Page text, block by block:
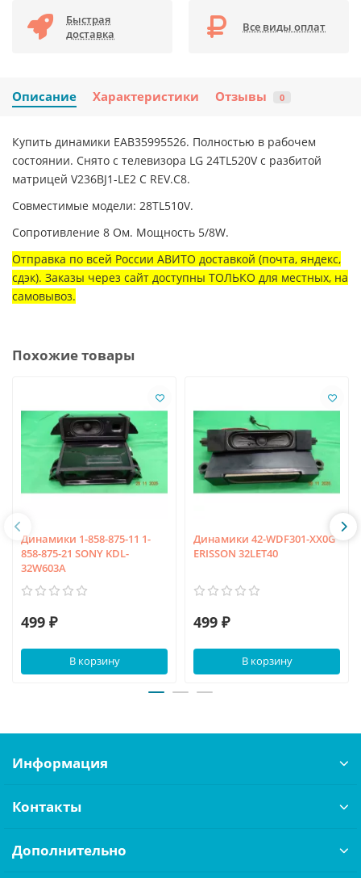
Быстрая
доставка
Все виды оплат
Описание Характеристики Отзывы 0
Купить динамики EAB35995526. Полностью в рабочем
состоянии. Снято с телевизора LG 24TL520V с разбитой
матрицей V236BJ1-LE2 C REV.C8.
Совместимые модели: 28TL510V.
Сопротивление 8 Ом. Мощность 5/8W.
Отправка по всей России АВИТО доставкой (почта, яндекс,
сдэк). Заказы через сайт доступны ТОЛЬКО для местных, на
самовывоз.
Похожие товары
Динамики 1-858-875-11 1-
858-875-21 SONY KDL-
32W603A
499 ₽
В корзину
Динамики 42-WDF301-XX0G
ERISSON 32LET40
499 ₽
В корзину
Информация
Контакты
Дополнительно